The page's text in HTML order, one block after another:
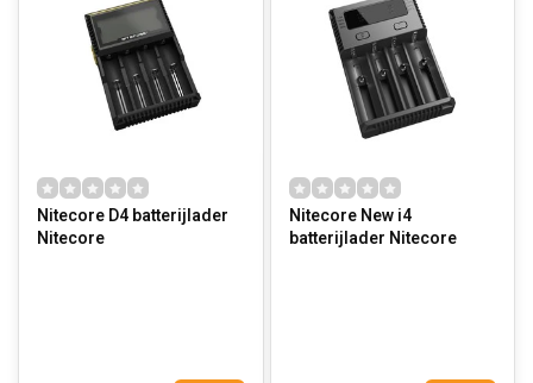
Nitecore D4 batterijlader
Nitecore
Nitecore New i4
batterijlader Nitecore